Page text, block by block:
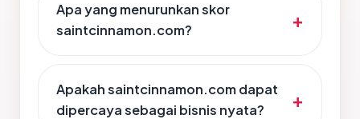
Apa yang menurunkan skor
saintcinnamon.com?
Apakah saintcinnamon.com dapat
dipercaya sebagai bisnis nyata?